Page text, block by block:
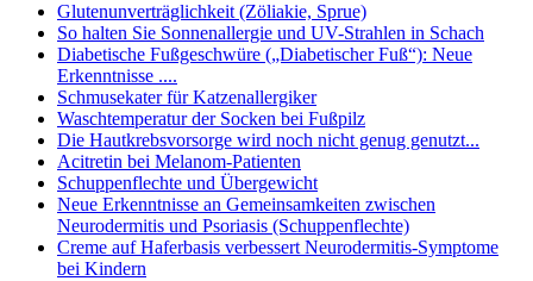
Glutenunverträglichkeit (Zöliakie, Sprue)
So halten Sie Sonnenallergie und UV-Strahlen in Schach
Diabetische Fußgeschwüre („Diabetischer Fuß“): Neue
Erkenntnisse ....
Schmusekater für Katzenallergiker
Waschtemperatur der Socken bei Fußpilz
Die Hautkrebsvorsorge wird noch nicht genug genutzt...
Acitretin bei Melanom-Patienten
Schuppenflechte und Übergewicht
Neue Erkenntnisse an Gemeinsamkeiten zwischen
Neurodermitis und Psoriasis (Schuppenflechte)
Creme auf Haferbasis verbessert Neurodermitis-Symptome
bei Kindern